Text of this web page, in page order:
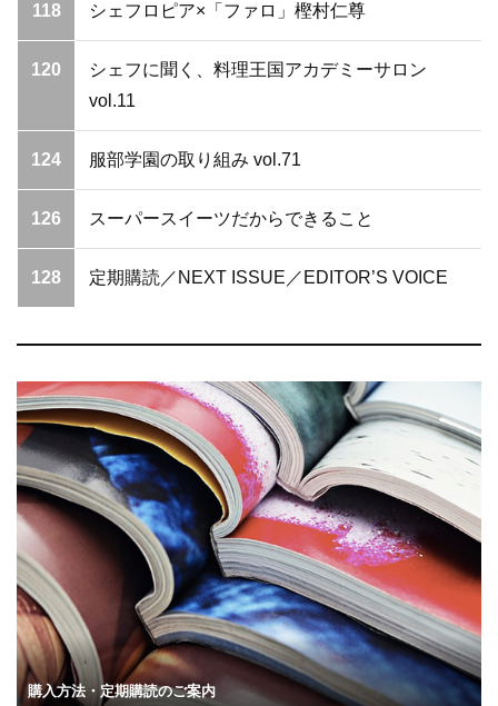
118 シェフロピア×「ファロ」樫村仁尊
120
シェフに聞く、料理王国アカデミーサロン
vol.11
124 服部学園の取り組み vol.71
126 スーパースイーツだからできること
128 定期購読／NEXT ISSUE／EDITOR’S VOICE
購入方法・定期購読のご案内